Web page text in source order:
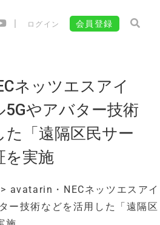
ログイン 会員登録
ネッツエスアイ
やアバター技術
た「遠隔区民サー
を実施
> avatarin・NECネッツエスアイ
ー技術などを活用した「遠隔区